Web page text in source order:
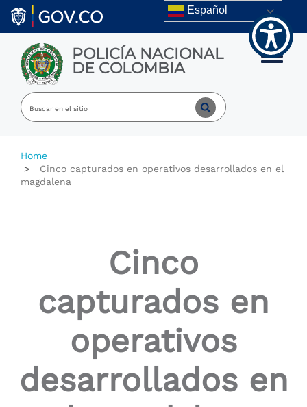
Welcome
All
Accessibility
screen
reader.
Accessibility
activates
Skip to main content Español
POLICÍA NACIONAL
DE COLOMBIA Toggle
Home
Cinco capturados en operativos desarrollados en el
magdalena
Cinco
capturados en
operativos
desarrollados en